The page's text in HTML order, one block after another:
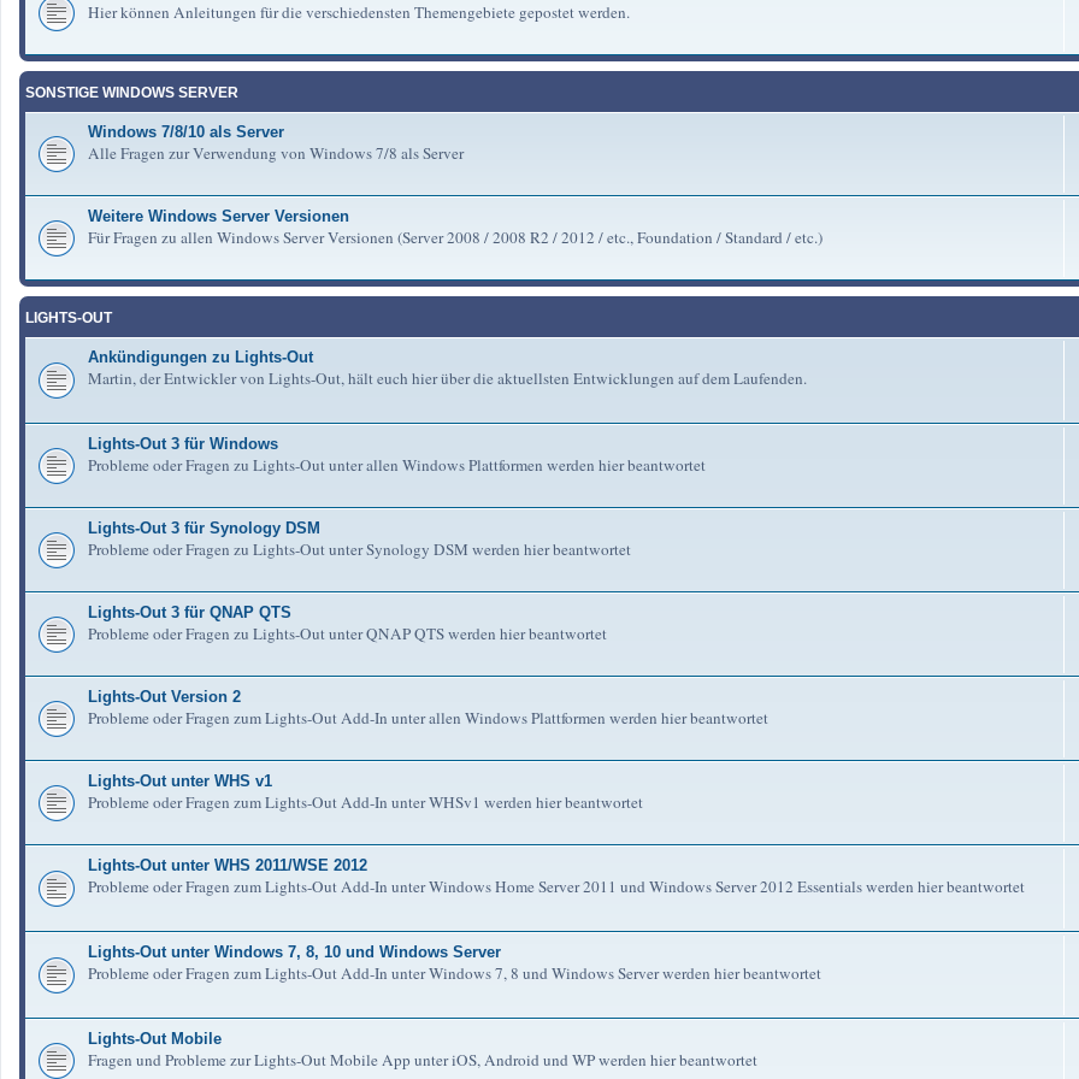
Hier können Anleitungen für die verschiedensten Themengebiete gepostet werden.
SONSTIGE WINDOWS SERVER
Windows 7/8/10 als Server
Alle Fragen zur Verwendung von Windows 7/8 als Server
Weitere Windows Server Versionen
Für Fragen zu allen Windows Server Versionen (Server 2008 / 2008 R2 / 2012 / etc., Foundation / Standard / etc.)
LIGHTS-OUT
Ankündigungen zu Lights-Out
Martin, der Entwickler von Lights-Out, hält euch hier über die aktuellsten Entwicklungen auf dem Laufenden.
Lights-Out 3 für Windows
Probleme oder Fragen zu Lights-Out unter allen Windows Plattformen werden hier beantwortet
Lights-Out 3 für Synology DSM
Probleme oder Fragen zu Lights-Out unter Synology DSM werden hier beantwortet
Lights-Out 3 für QNAP QTS
Probleme oder Fragen zu Lights-Out unter QNAP QTS werden hier beantwortet
Lights-Out Version 2
Probleme oder Fragen zum Lights-Out Add-In unter allen Windows Plattformen werden hier beantwortet
Lights-Out unter WHS v1
Probleme oder Fragen zum Lights-Out Add-In unter WHSv1 werden hier beantwortet
Lights-Out unter WHS 2011/WSE 2012
Probleme oder Fragen zum Lights-Out Add-In unter Windows Home Server 2011 und Windows Server 2012 Essentials werden hier beantwortet
Lights-Out unter Windows 7, 8, 10 und Windows Server
Probleme oder Fragen zum Lights-Out Add-In unter Windows 7, 8 und Windows Server werden hier beantwortet
Lights-Out Mobile
Fragen und Probleme zur Lights-Out Mobile App unter iOS, Android und WP werden hier beantwortet